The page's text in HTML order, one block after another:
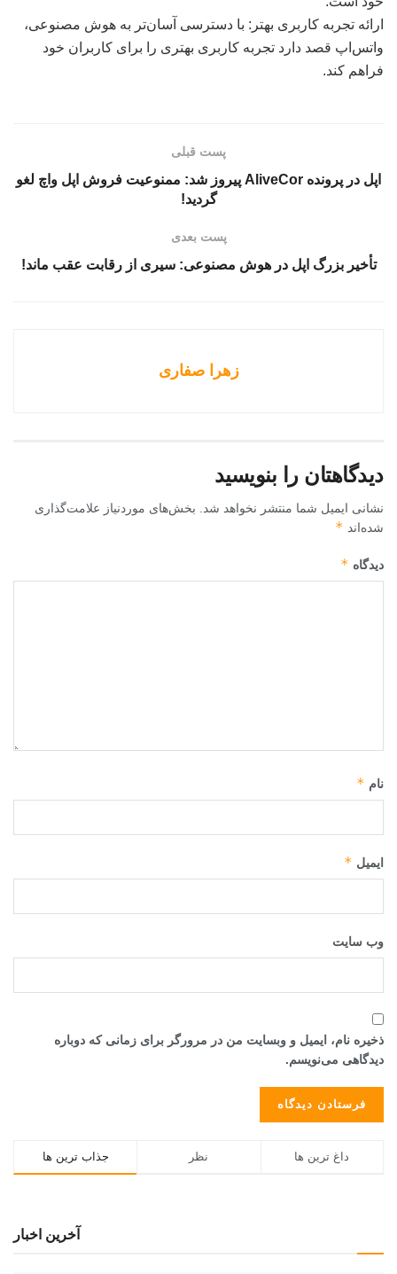
ارائه تجربه کاربری بهتر: با دسترسی آسان‌تر به هوش مصنوعی،
واتس‌اپ قصد دارد تجربه کاربری بهتری را برای کاربران خود
فراهم کند.
پست قبلی
اپل در پرونده AliveCor پیروز شد: ممنوعیت فروش اپل واچ لغو
گردید!
پست بعدی
تأخیر بزرگ اپل در هوش مصنوعی: سیری از رقابت عقب ماند!
زهرا صفاری
دیدگاهتان را بنویسید
نشانی ایمیل شما منتشر نخواهد شد. بخش‌های موردنیاز علامت‌گذاری
شده‌اند *
دیدگاه *
نام *
ایمیل *
وب‌ سایت
ذخیره نام، ایمیل و وبسایت من در مرورگر برای زمانی که دوباره
دیدگاهی می‌نویسم.
جذاب ترین ها نظر داغ ترین ها
آخرین اخبار